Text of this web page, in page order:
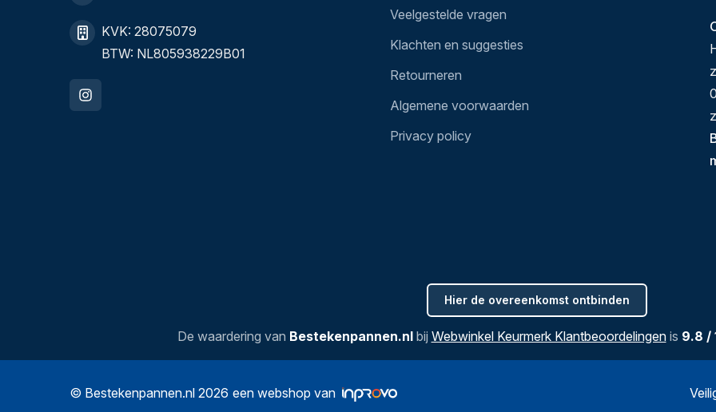
KVK: 28075079
BTW: NL805938229B01
Veelgestelde vragen
Klachten en suggesties
Retourneren
Algemene voorwaarden
Privacy policy
Hier de overeenkomst ontbinden
De waardering van Bestekenpannen.nlbij Webwinkel Keurmerk Klantbeoordelingenis 9.8 /
© Bestekenpannen.nl 2026 een webshop van